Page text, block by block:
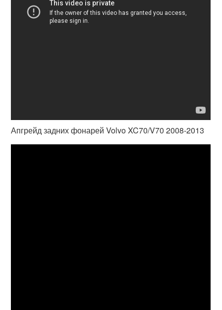
Апгрейд задних фонарей Volvo XC70/V70 2008-2013